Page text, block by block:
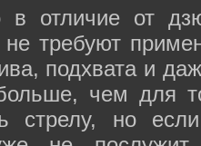
в отличие от
требуют
подхвата и
чем для
стрелу, но